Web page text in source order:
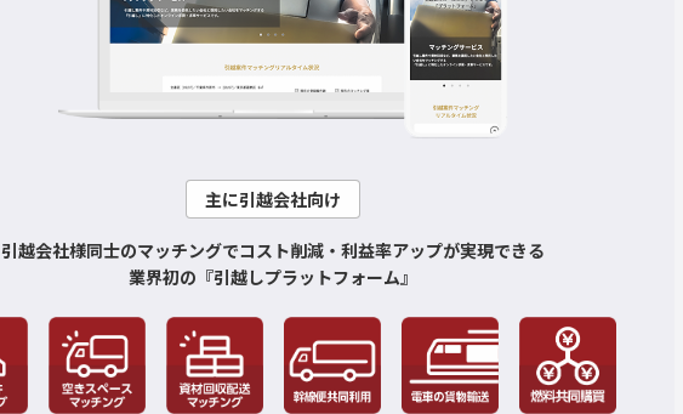
主に引越会社向け
引越会社様同士のマッチングでコスト削減・利益率アップが実現できる
業界初の『引越しプラットフォーム』